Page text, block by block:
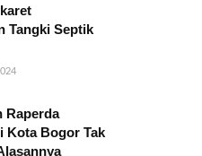
Tangki Septik
Raperda
Kota Bogor Tak